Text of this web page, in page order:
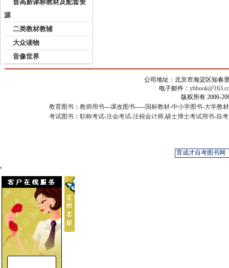
普高新课标教材及配套资
源
二类教材教辅
大众读物
音像世界
公司地址：北京市海淀区知春
电子邮件：
版权所有 2006-
教育图书 ： 教师用书---课改图书-----国标教材-中小学图书-大学教材
考试图书 ： 职称考试-注会考试-注税会计师,硕士博士考试用书-自
'